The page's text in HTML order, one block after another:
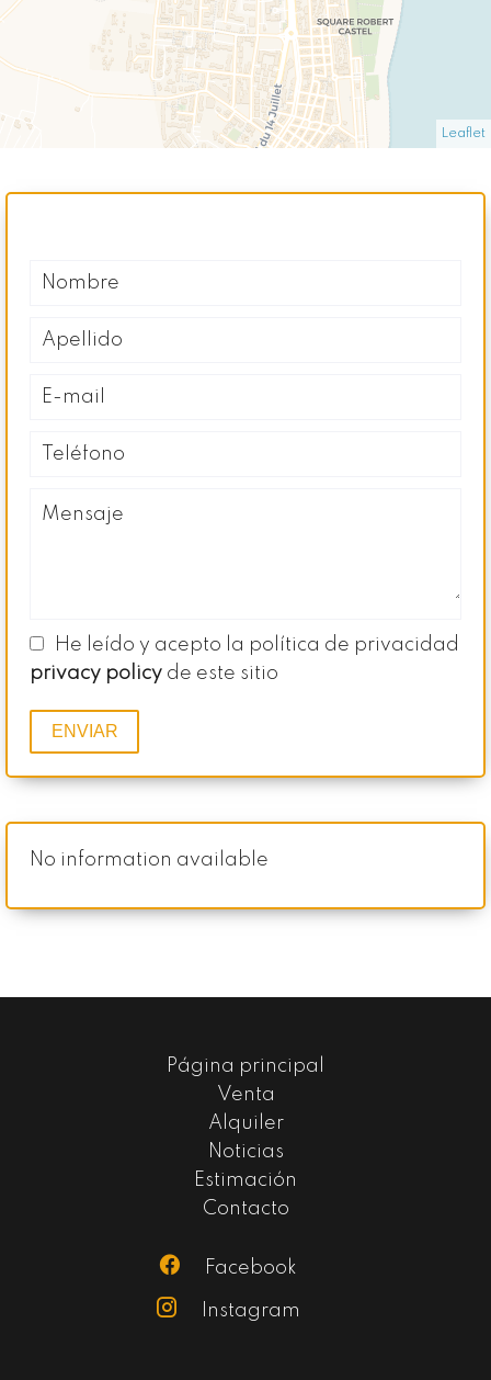
Leaflet
He leído y acepto la política de privacidad
privacy policy de este sitio
ENVIAR
No information available
Página principal
Venta
Alquiler
Noticias
Estimación
Contacto
Facebook
Instagram